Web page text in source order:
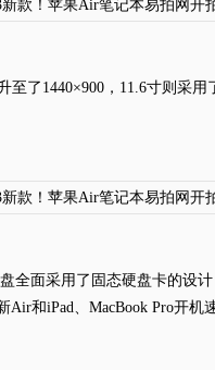
了1440×900，11.6寸则采用
面采用了固态硬盘卡的设计
Air和iPad、MacBook Pro开机